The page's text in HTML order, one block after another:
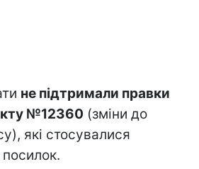
не підтримали правки
№12360 (зміни до
які стосувалися